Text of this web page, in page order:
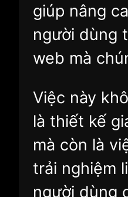
giúp nâng
người dùng
web mà
Việc này
là thiết kế
mà còn là
trải nghiệm
người dùng